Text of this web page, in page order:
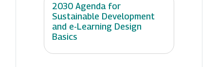
2030 Agenda for
Sustainable Development
and e-Learning Design
Basics